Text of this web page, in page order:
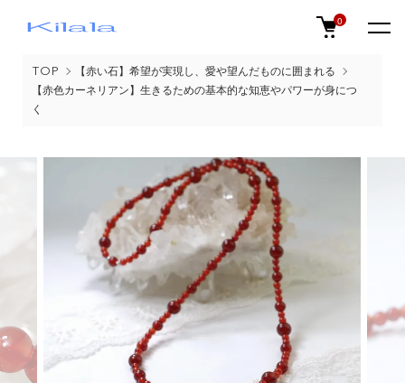
0
TOP
【赤い石】希望が実現し、愛や望んだものに囲まれる
【赤色カーネリアン】生きるための基本的な知恵やパワーが身につ
く